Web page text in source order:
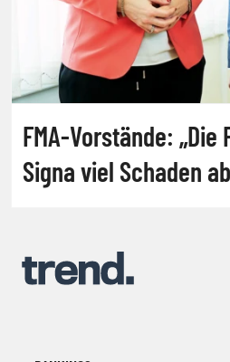
FMA-Vorstände: „Die
Signa viel Schaden